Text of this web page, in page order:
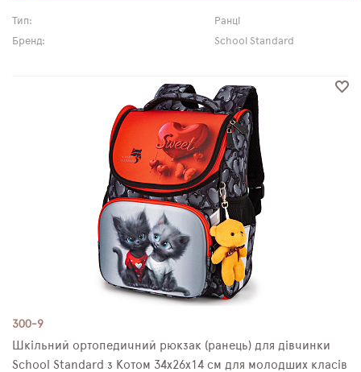
Тип:
Ранці
Бренд:
School Standard
300-9
Шкільний ортопедичний рюкзак (ранець) для дівчинки
School Standard з Котом 34х26х14 см для молодших класів